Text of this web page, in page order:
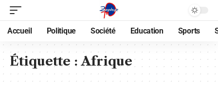
Accueil Politique Société Education Sports
Étiquette : Afrique